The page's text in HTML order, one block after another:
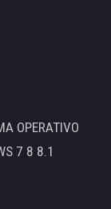
OPERATIVO
7 8 8.1